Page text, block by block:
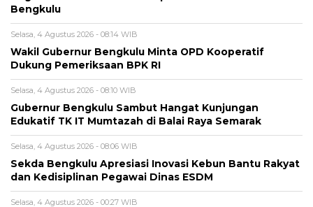
Bengkulu
Selasa, 4 Agustus 2026 - 08:14 WIB
Wakil Gubernur Bengkulu Minta OPD Kooperatif
Dukung Pemeriksaan BPK RI
Selasa, 4 Agustus 2026 - 08:10 WIB
Gubernur Bengkulu Sambut Hangat Kunjungan
Edukatif TK IT Mumtazah di Balai Raya Semarak
Selasa, 4 Agustus 2026 - 08:06 WIB
Sekda Bengkulu Apresiasi Inovasi Kebun Bantu Rakyat
dan Kedisiplinan Pegawai Dinas ESDM
Selasa, 4 Agustus 2026 - 00:27 WIB